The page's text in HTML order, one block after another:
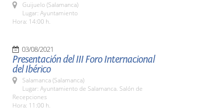
Guijuelo (Salamanca)
Lugar: Ayuntamiento
Hora: 14:00 h.
03/08/2021
Presentación del III Foro Internacional
del Ibérico
Salamanca (Salamanca)
Lugar: Ayuntamiento de Salamanca. Salón de
Recepciones
Hora: 11:00 h.